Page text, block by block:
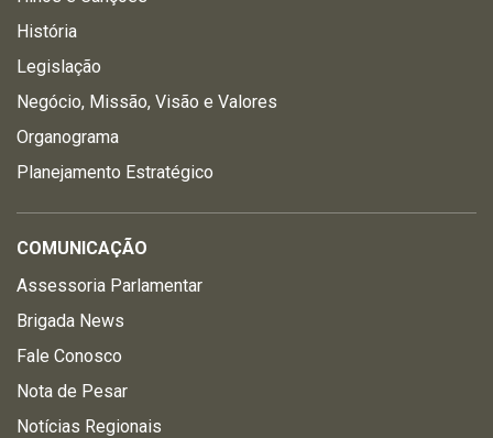
História
Legislação
Negócio, Missão, Visão e Valores
Organograma
Planejamento Estratégico
COMUNICAÇÃO
Assessoria Parlamentar
Brigada News
Fale Conosco
Nota de Pesar
Notícias Regionais